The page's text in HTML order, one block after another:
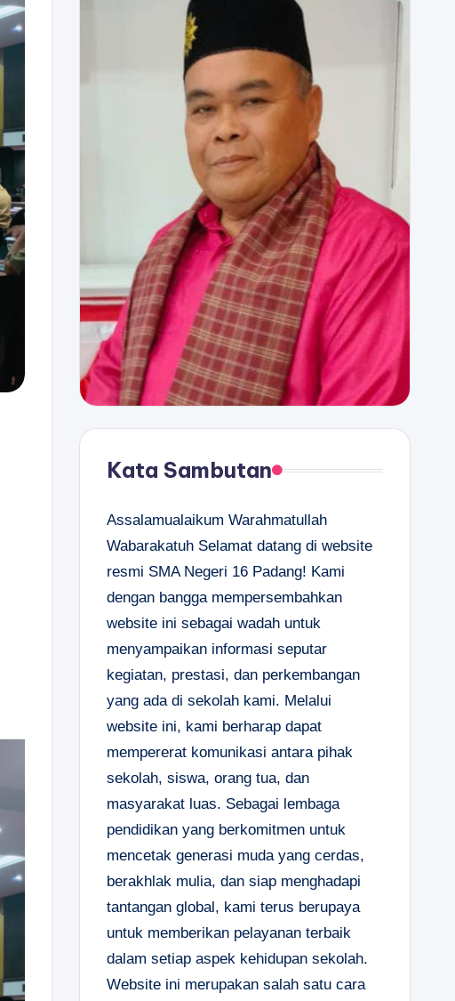
Kata Sambutan
Assalamualaikum Warahmatullah
Wabarakatuh Selamat datang di website
resmi SMA Negeri 16 Padang! Kami
dengan bangga mempersembahkan
website ini sebagai wadah untuk
menyampaikan informasi seputar
kegiatan, prestasi, dan perkembangan
yang ada di sekolah kami. Melalui
website ini, kami berharap dapat
mempererat komunikasi antara pihak
sekolah, siswa, orang tua, dan
masyarakat luas. Sebagai lembaga
pendidikan yang berkomitmen untuk
mencetak generasi muda yang cerdas,
berakhlak mulia, dan siap menghadapi
tantangan global, kami terus berupaya
untuk memberikan pelayanan terbaik
dalam setiap aspek kehidupan sekolah.
Website ini merupakan salah satu cara